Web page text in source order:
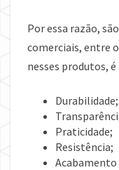
Por essa razão,
comerciais, entre
nesses produtos,
Durabilidade;
Praticidade;
Resistência;